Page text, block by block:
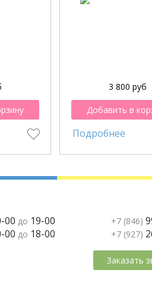
3 800 руб
Добавить в
Подробнее
00 до 19-00
00 до 18-00
+7 (846)
+7 (927)
Заказать